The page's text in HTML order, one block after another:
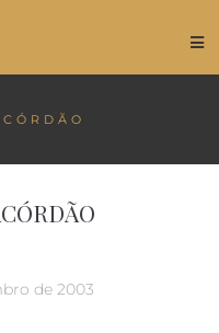
de 2003